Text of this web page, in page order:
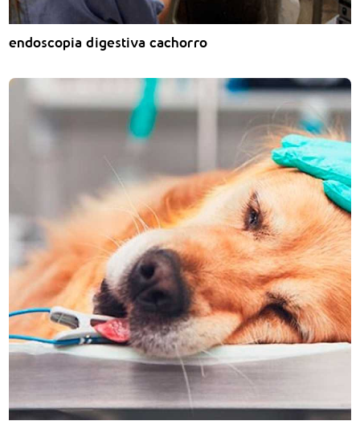
endoscopia digestiva cachorro